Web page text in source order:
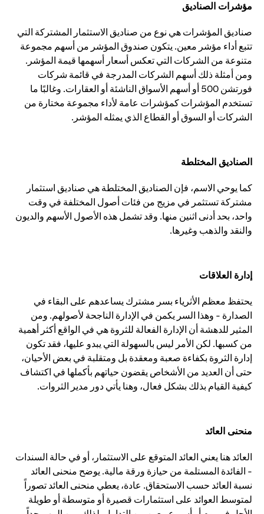
مؤشرات الصناديق
صناديق المؤشرات هي نوع من صناديق الاستثمار المشتركة التي
تتبع أداء مؤشر معين. يتكون صندوق المؤشر من أسهم مجموعة
متنوعة من الشركات التي تعكس أسعار أسهمها قيمة المؤشر.
ومن أمثلة ذلك أسهم الشركات المدرجة في قائمة شركات
فورتشن 500 أو أسهم الأسواق الناشئة أو العقارات. وغالبًا ما
تستخدم المؤشرات كمؤشرات عامة لأداء مجموعة مختارة من
الشركات أو السوق أو القطاع الذي يمثله المؤشر.
الصناديق المختلطة
كما يوحي الاسم، فإن الصناديق المختلطة هي صناديق استثمار
مشتركة تستثمر في مزيج من فئات أصول المختلفة في وقت
واحد، بحد أدنى اثنين منها. وقد تشمل هذه الأصول الأسهم والديون
والنقد والذهب وغيرها.
إدارة العلاقات
يحتفظ معظم الأثرياء بسر مشترك يساعدهم على البقاء في
الصدارة - وهذا السر يكمن في الإدارة الناجحة لأصولهم. ومن
المثير للدهشة أن الإدارة الفعالة للثروة هي في الواقع أكثر أهمية
من كسبها. لكن الأمر ليس بالسهولة التي يبدو عليها، فقد تكون
إدارة الثروة بكفاءة صعبة ومعقدة بل ومتقلبة في بعض الأحيان،
حتى أن العديد من الأشخاص يقضون حياتهم بأكملها في اكتشاف
كيفية القيام بذلك بشكل فعال، وهنا يأتي دور مدير الثروات.
منحنى العائد
العائد هنا يعني العائد المتوقع على الاستثمار، أو في حالة السندات
- الفائدة المستلمة من حيازة ورقة مالية. يوضح منحنى العائد
نسبة العائد حسب الاستحقاق. عادة، يعطي منحنى العائد تصوراً
لمتوسط العوائد على استثمارات قصيرة أو متوسطة أو طويلة